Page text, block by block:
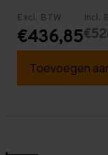
Excl. BTW
€436,85
Incl.
Toevoegen